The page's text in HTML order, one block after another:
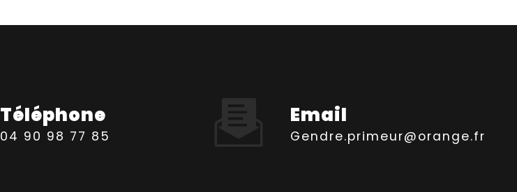
Téléphone
04 90 98 77 85
Email
gendre.primeur@orange.fr